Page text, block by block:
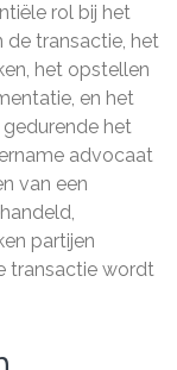
rol bij het
de transactie, het
het opstellen
en het
het
advocaat
van een
partijen
transactie wordt